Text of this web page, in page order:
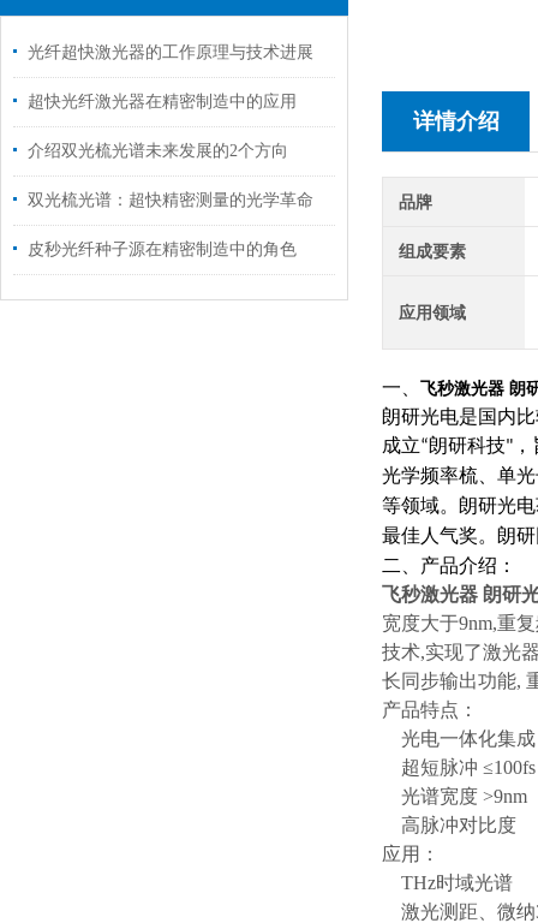
详情介绍
品牌
组成要素
应用领域
一、 飞秒激光器 朗
朗研光电是国内
成立“朗研科技"
光学频率梳、单
等领域。朗研光
最佳人气奖。朗
二、产品介绍：
飞秒激光器 朗研
宽度大于9nm,重
技术,实现了激光
长同步输出功能,
产品特点：
光电一体化集成
超短脉冲 ≤100fs
光谱宽度 >9nm
高脉冲对比度
应用：
THz时域光谱
激光测距、微纳
光纤超快激光器的工作原理与技术进展
超快光纤激光器在精密制造中的应用
介绍双光梳光谱未来发展的2个方向
双光梳光谱：超快精密测量的光学革命
皮秒光纤种子源在精密制造中的角色